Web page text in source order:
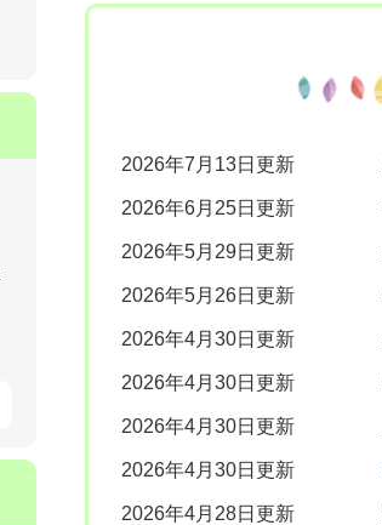
2026年7月13日更新
2026年6月25日更新
2026年5月29日更新
2026年5月26日更新
2026年4月30日更新
2026年4月30日更新
2026年4月30日更新
2026年4月30日更新
2026年4月28日更新